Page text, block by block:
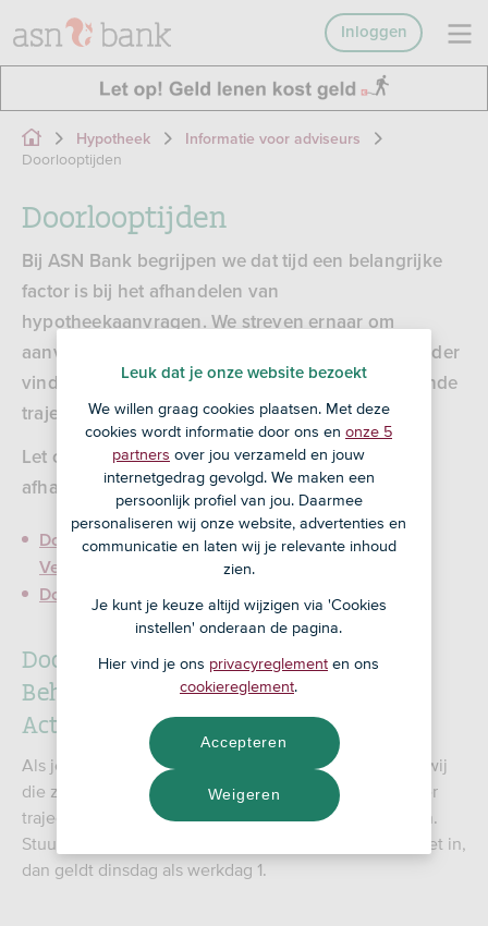
Inloggen
Hypotheek Informatie voor adviseurs
Doorlooptijden
Doorlooptijden
Bij ASN Bank begrijpen we dat tijd een belangrijke
factor is bij het afhandelen van
hypotheekaanvragen. We streven ernaar om
aanvragen zo snel mogelijk te verwerken. Hieronder
vind je de actuele doorlooptijden voor verschillende
trajecten.
Let op: de doorlooptijden kunnen variëren
afhankelijk van het type aanvraag.
Doorlooptijden Acceptatie, Beheeracceptatie en
Verstrekken & Activeren
Doorlooptijden Regulier beheer
Doorlooptijden Acceptatie,
Beheeracceptatie en Verstrekken &
Activeren
Als je een aanvraag bij ASN Bank indient, verwerken wij
die zo snel mogelijk. De doorlooptijden verschillen per
traject. Onderstaand vind je de actuele doorlooptijden.
Stuur je bijvoorbeeld op maandag het dossier compleet in,
dan geldt dinsdag als werkdag 1.
Leuk dat je onze website bezoekt
We willen graag cookies plaatsen. Met deze
cookies wordt informatie door ons en onze 5
partners over jou verzameld en jouw
internetgedrag gevolgd. We maken een
persoonlijk profiel van jou. Daarmee
personaliseren wij onze website, advertenties en
communicatie en laten wij je relevante inhoud
zien.
Je kunt je keuze altijd wijzigen via 'Cookies
instellen' onderaan de pagina.
Hier vind je ons privacyreglement en ons
cookiereglement.
Weigeren
Accepteren